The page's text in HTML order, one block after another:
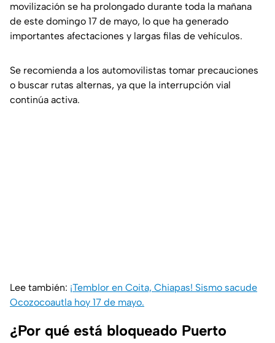
movilización se ha prolongado durante toda la mañana
de este domingo 17 de mayo, lo que ha generado
importantes afectaciones y largas filas de vehículos.
Se recomienda a los automovilistas tomar precauciones
o buscar rutas alternas, ya que la interrupción vial
continúa activa.
Lee también: ¡Temblor en Coita, Chiapas! Sismo sacude
Ocozocoautla hoy 17 de mayo.
¿Por qué está bloqueado Puerto